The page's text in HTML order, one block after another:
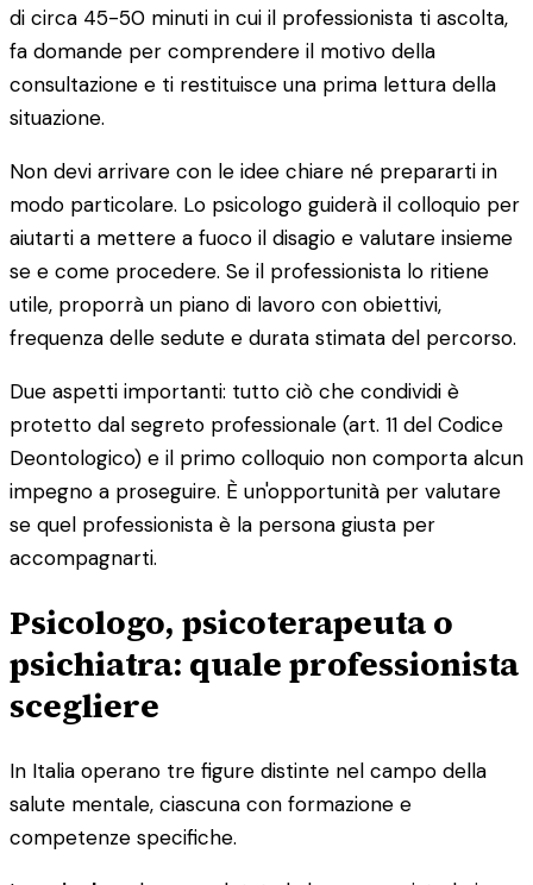
di circa 45-50 minuti in cui il professionista ti ascolta,
fa domande per comprendere il motivo della
consultazione e ti restituisce una prima lettura della
situazione.
Non devi arrivare con le idee chiare né prepararti in
modo particolare. Lo psicologo guiderà il colloquio per
aiutarti a mettere a fuoco il disagio e valutare insieme
se e come procedere. Se il professionista lo ritiene
utile, proporrà un piano di lavoro con obiettivi,
frequenza delle sedute e durata stimata del percorso.
Due aspetti importanti: tutto ciò che condividi è
protetto dal segreto professionale (art. 11 del Codice
Deontologico) e il primo colloquio non comporta alcun
impegno a proseguire. È un'opportunità per valutare
se quel professionista è la persona giusta per
accompagnarti.
Psicologo, psicoterapeuta o
psichiatra: quale professionista
scegliere
In Italia operano tre figure distinte nel campo della
salute mentale, ciascuna con formazione e
competenze specifiche.